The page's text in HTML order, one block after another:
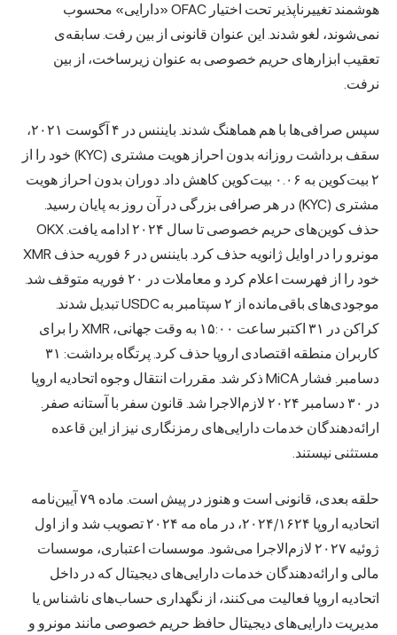
هوشمند تغییرناپذیر تحت اختیار OFAC «دارایی» محسوب
نمی‌شوند، لغو شدند. این عنوان قانونی از بین رفت. سابقه‌ی
تعقیب ابزارهای حریم خصوصی به عنوان زیرساخت، از بین
نرفت.
سپس صرافی‌ها با هم هماهنگ شدند. بایننس در ۴ آگوست ۲۰۲۱،
سقف برداشت روزانه بدون احراز هویت مشتری (KYC) خود را از
۲ بیت‌کوین به ۰.۰۶ بیت‌کوین کاهش داد. دوران بدون احراز هویت
مشتری (KYC) در هر صرافی بزرگی در آن روز به پایان رسید.
حذف کوین‌های حریم خصوصی تا سال ۲۰۲۴ ادامه یافت. OKX
مونرو را در اوایل ژانویه حذف کرد. بایننس در ۶ فوریه حذف XMR
خود را از فهرست اعلام کرد و معاملات در ۲۰ فوریه متوقف شد.
موجودی‌های باقی‌مانده از ۲ سپتامبر به USDC تبدیل شدند.
کراکن در ۳۱ اکتبر ساعت ۱۵:۰۰ به وقت جهانی، XMR را برای
کاربران منطقه اقتصادی اروپا حذف کرد. پرتگاه برداشت: ۳۱
دسامبر. فشار MiCA ذکر شد. مقررات انتقال وجوه اتحادیه اروپا
در ۳۰ دسامبر ۲۰۲۴ لازم‌الاجرا شد. قانون سفر با آستانه صفر.
ارائه‌دهندگان خدمات دارایی‌های رمزنگاری نیز از این قاعده
مستثنی نیستند.
حلقه بعدی، قانونی است و هنوز در پیش است. ماده ۷۹ آیین‌نامه
اتحادیه اروپا ۲۰۲۴/۱۶۲۴، در ماه مه ۲۰۲۴ تصویب شد و از اول
ژوئیه ۲۰۲۷ لازم‌الاجرا می‌شود. موسسات اعتباری، موسسات
مالی و ارائه‌دهندگان خدمات دارایی‌های دیجیتال که در داخل
اتحادیه اروپا فعالیت می‌کنند، از نگهداری حساب‌های ناشناس یا
مدیریت دارایی‌های دیجیتال حافظ حریم خصوصی مانند مونرو و